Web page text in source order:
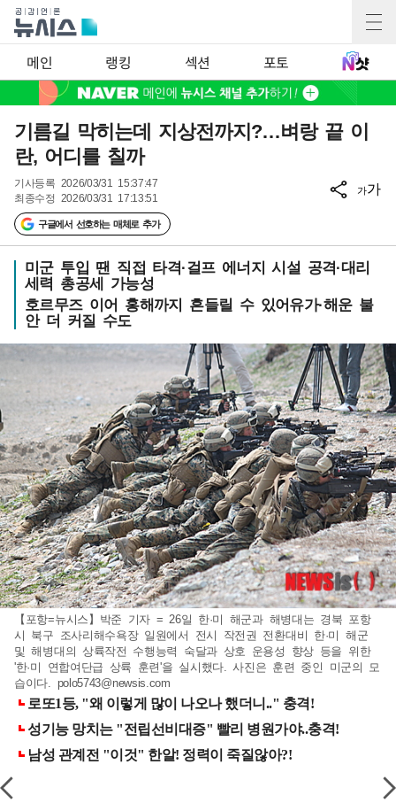
메인 랭킹 섹션 포토
기름길 막히는데 지상전까지?…벼랑 끝 이
란, 어디를 칠까
기사등록 2026/03/31 15:37:47
최종수정 2026/03/31 17:13:51
구글에서 선호하는 매체로 추가
가가
미군 투입 땐 직접 타격·걸프 에너지 시설 공격·대리
세력 총공세 가능성
호르무즈 이어 홍해까지 흔들릴 수 있어유가·해운 불
안 더 커질 수도
【포항=뉴시스】박준 기자 = 26일 한·미 해군과 해병대는 경북 포항
시 북구 조사리해수욕장 일원에서 전시 작전권 전환대비 한·미 해군
및 해병대의 상륙작전 수행능력 숙달과 상호 운용성 향상 등을 위한
'한·미 연합여단급 상륙 훈련'을 실시했다. 사진은 훈련 중인 미군의 모
습이다. polo5743@newsis.com